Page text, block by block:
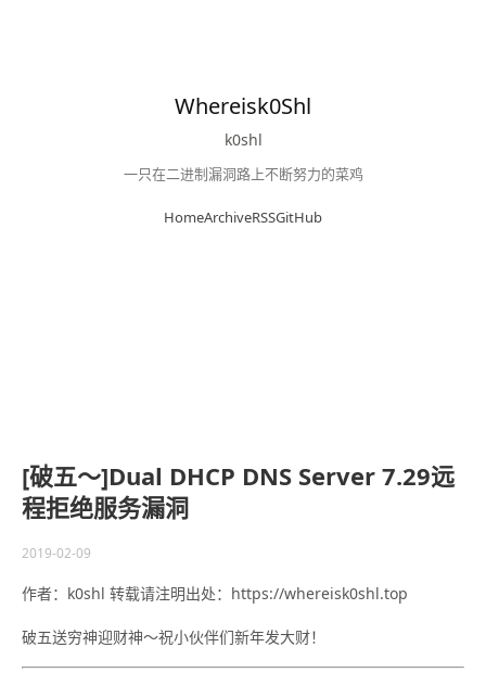
Whereisk0Shl
k0shl
一只在二进制漏洞路上不断努力的菜鸡
HomeArchiveRSSGitHub
[破五～]Dual DHCP DNS Server 7.29远
程拒绝服务漏洞
2019-02-09
作者：k0shl 转载请注明出处：https://whereisk0shl.top
破五送穷神迎财神～祝小伙伴们新年发大财！